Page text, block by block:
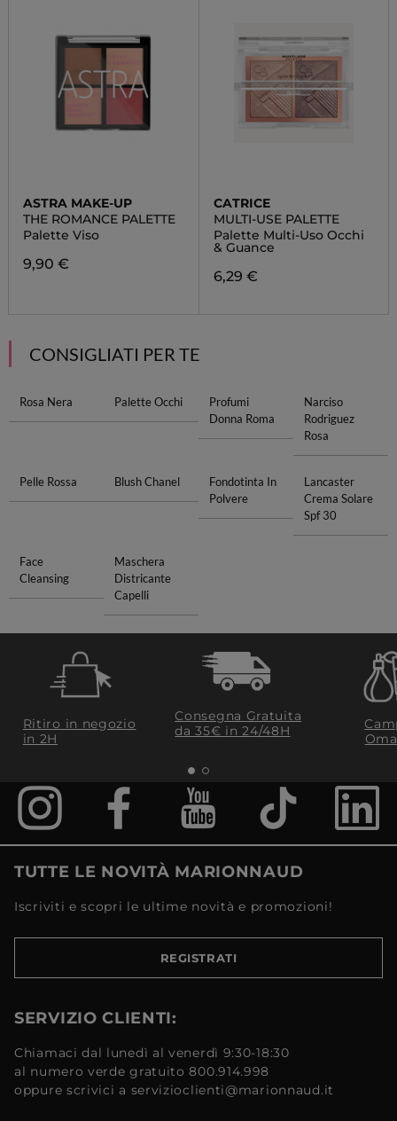
ASTRA MAKE-UP
THE ROMANCE PALETTE
Palette Viso
9,90 €
CATRICE
MULTI-USE PALETTE
Palette Multi-Uso Occhi
& Guance
6,29 €
CONSIGLIATI PER TE
Rosa Nera Palette Occhi
Profumi
Donna Roma
Narciso
Rodriguez
Rosa
Pelle Rossa Blush Chanel
Fondotinta In
Polvere
Lancaster
Crema Solare
Spf 30
Face
Cleansing
Maschera
Districante
Capelli
Ritiro in negozio
in 2H
Consegna Gratuita
da 35€​ in 24/48H
TUTTE LE NOVITÀ MARIONNAUD
Iscriviti e scopri le ultime novità e promozioni!
REGISTRATI
SERVIZIO CLIENTI:
Chiamaci dal lunedì al venerdì 9:30-18:30
al numero verde gratuito 800.914.998
oppure scrivici a servizioclienti@marionnaud.it